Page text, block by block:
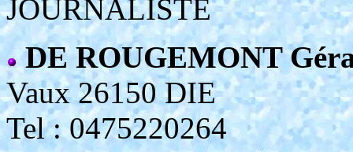
JOURNALISTE
DE ROUGEMONT
Vaux 26150 DIE
Tel : 0475220264